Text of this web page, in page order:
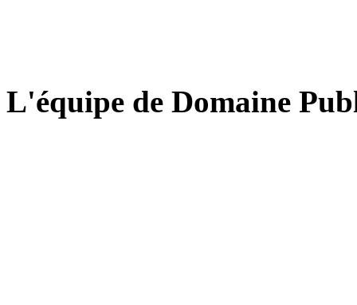
L'équipe de Domaine